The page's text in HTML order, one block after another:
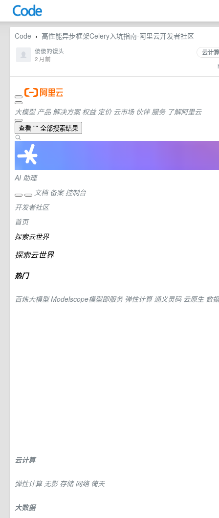
Code › 高性能异步框架Celery入坑指南-阿里云开发者社区
云计算
傻傻的馒头
2 月前
大模型产品 解决方案权益定价 云市场 伙伴服务 了解阿里云
查看 "" 全部搜索结果
AI 助理
文档 备案控制台
开发者社区
首页
探索云世界
探索云世界
热门
百炼大模型Modelscope模型即服务 弹性计算通义灵码 云原生 数
云计算
弹性计算无影 存储网络 倚天
大数据